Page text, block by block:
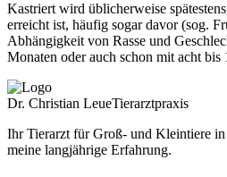
Kastriert wird üblicherweise
erreicht ist, häufig sogar davor (sog.
Abhängigkeit von Rasse und
Monaten oder auch schon mit acht bis
Dr. Christian LeueTierarztpraxis
Ihr Tierarzt für Groß- und Kleintiere
meine langjährige Erfahrung.